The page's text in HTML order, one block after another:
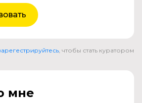
, чтобы стать куратором
мне